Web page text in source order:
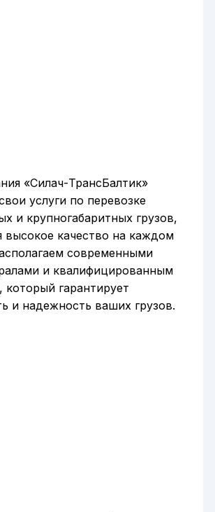
«Силач-ТрансБалтик»
услуги по перевозке
и крупногабаритных грузов,
высокое качество на каждом
современными
и квалифицированным
который гарантирует
и надежность ваших грузов.